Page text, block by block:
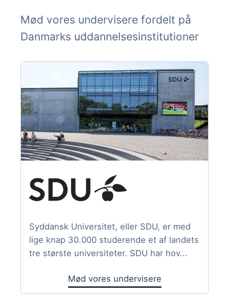
Mød vores undervisere fordelt på
Danmarks uddannelsesinstitutioner
Syddansk Universitet, eller SDU, er med
lige knap 30.000 studerende et af landets
tre største universiteter. SDU har hov...
Mød vores undervisere